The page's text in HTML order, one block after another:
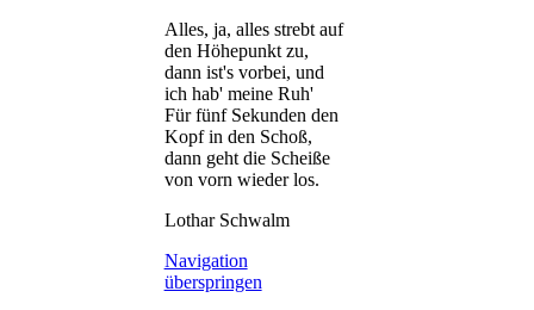
Alles, ja, alles strebt auf
den Höhepunkt zu,
dann ist's vorbei, und
ich hab' meine Ruh'
Für fünf Sekunden den
Kopf in den Schoß,
dann geht die Scheiße
von vorn wieder los.
Lothar Schwalm
Navigation
überspringen